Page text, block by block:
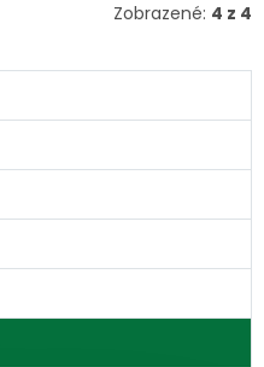
Zobrazené: 4 z 4